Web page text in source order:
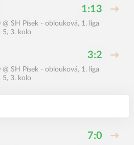
1:13
@ SH Písek - oblouková, 1. liga
5, 3. kolo
3:2
@ SH Písek - oblouková, 1. liga
5, 3. kolo
7:0